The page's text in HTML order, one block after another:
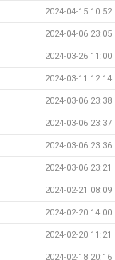
2024-04-15 10:52
2024-04-06 23:05
2024-03-26 11:00
2024-03-11 12:14
2024-03-06 23:38
2024-03-06 23:37
2024-03-06 23:36
2024-03-06 23:21
2024-02-21 08:09
2024-02-20 14:00
2024-02-20 11:21
2024-02-18 20:16